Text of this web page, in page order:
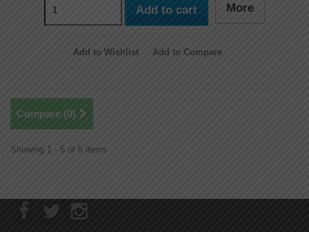
Add to cart More
Add to Wishlist Add to Compare
Compare (0)
Showing 1 - 5 of 5 items